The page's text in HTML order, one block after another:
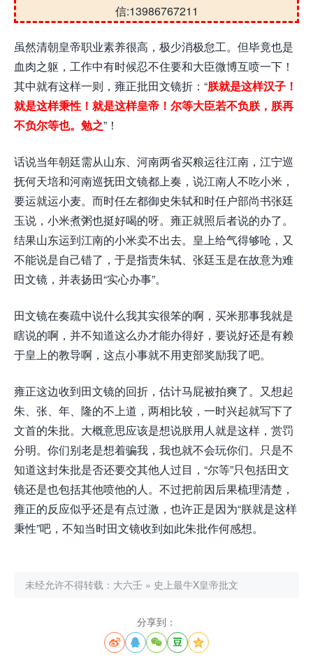
信:13986767211
虽然清朝皇帝职业素养很高，极少消极怠工。但毕竟也是
血肉之躯，工作中有时候忍不住要和大臣微博互喷一下！
其中就有这样一则，雍正批田文镜折：“朕就是这样汉子！
就是这样秉性！就是这样皇帝！尔等大臣若不负朕，朕再
不负尔等也。勉之”！
话说当年朝廷需从山东、河南两省买粮运往江南，江宁巡
抚何天培和河南巡抚田文镜都上奏，说江南人不吃小米，
要运就运小麦。而时任左都御史朱轼和时任户部尚书张廷
玉说，小米煮粥也挺好喝的呀。雍正就照后者说的办了。
结果山东运到江南的小米卖不出去。皇上给气得够呛，又
不能说是自己错了，于是指责朱轼、张廷玉是在故意为难
田文镜，并表扬田“实心办事”。
田文镜在奏疏中说什么我其实很笨的啊，买米那事我就是
瞎说的啊，并不知道这么办才能办得好，要说好还是有赖
于皇上的教导啊，这点小事就不用吏部奖励我了吧。
雍正这边收到田文镜的回折，估计马屁被拍爽了。又想起
朱、张、年、隆的不上道，两相比较，一时兴起就写下了
文首的朱批。大概意思应该是想说朕用人就是这样，赏罚
分明。你们别老是想着骗我，我也就不会玩你们。只是不
知道这封朱批是否还要交其他人过目，“尔等”只包括田文
镜还是也包括其他喷他的人。不过把前因后果梳理清楚，
雍正的反应似乎还是有点过激，也许正是因为“朕就是这样
秉性”吧，不知当时田文镜收到如此朱批作何感想。
未经允许不得转载： 大六壬 » 史上最牛X皇帝批文
分享到：
    